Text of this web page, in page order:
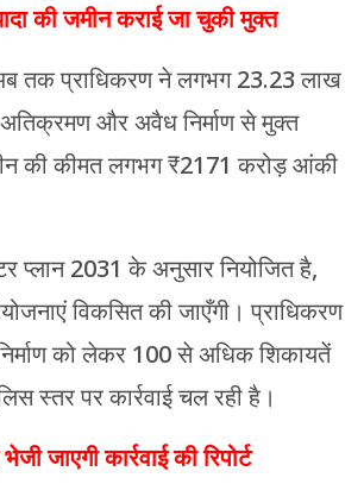
की जमीन कराई जा चुकी मुक्त
तक प्राधिकरण ने लगभग 23.23 लाख
अतिक्रमण और अवैध निर्माण से मुक्त
की कीमत लगभग ₹2171 करोड़ आंकी
प्लान 2031 के अनुसार नियोजित है,
विकसित की जाएँगी। प्राधिकरण
को लेकर 100 से अधिक शिकायतें
स्तर पर कार्रवाई चल रही है।
जाएगी कार्रवाई की रिपोर्ट